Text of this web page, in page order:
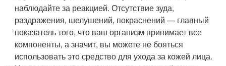
наблюдайте за реакцией. Отсутствие зуда,
раздражения, шелушений, покраснений — главный
показатель того, что ваш организм принимает все
компоненты, а значит, вы можете не бояться
использовать это средство для ухода за кожей лица.